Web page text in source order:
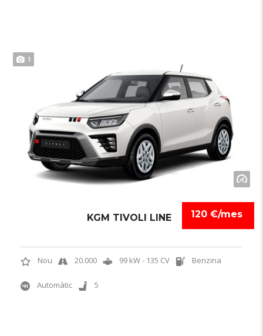
1
120 €/mes
KGM TIVOLI LINE
Nou 20.000 99 kW - 135 CV Benzina
Automàtic 5